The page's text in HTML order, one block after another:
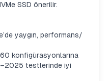
SSD önerilir.
yaygın, performans/
konfigürasyonlarına
testlerinde iyi